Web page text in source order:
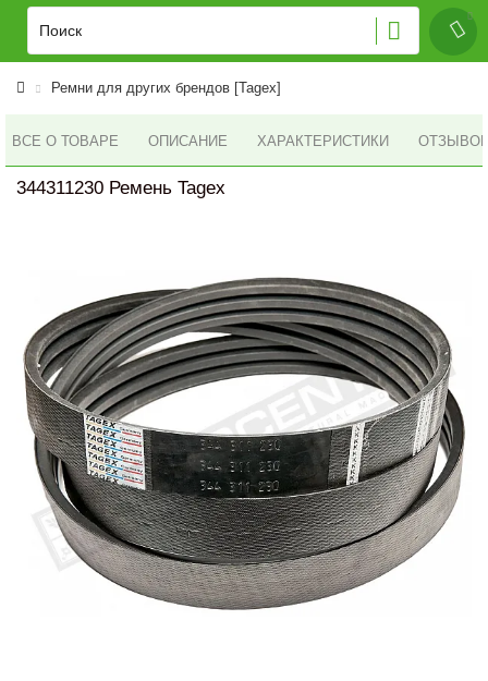
Ремни для других брендов [Tagex]
ВСЕ О ТОВАРЕ ОПИСАНИЕ ХАРАКТЕРИСТИКИ ОТЗЫВОВ
344311230 Ремень Tagex